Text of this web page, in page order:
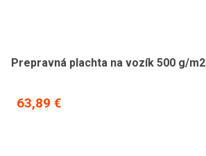
Prepravná plachta na vozík 500 g/m2
63,89 €